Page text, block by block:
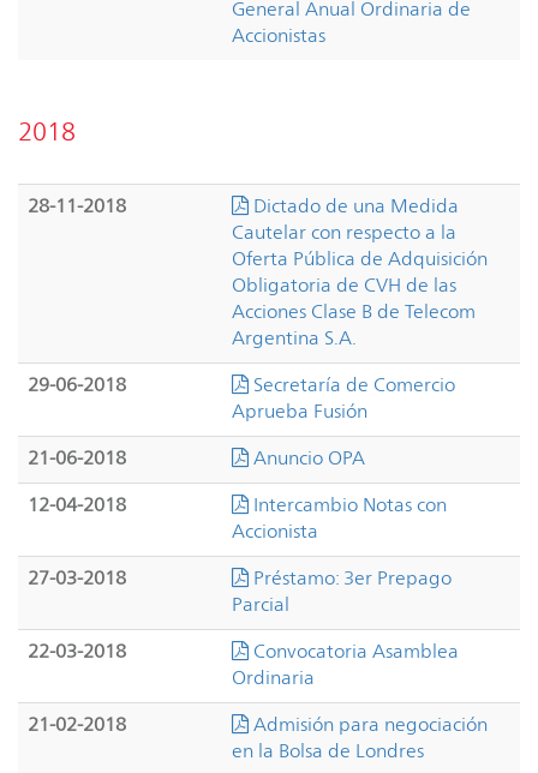
General Anual Ordinaria de
Accionistas
2018
28-11-2018
Dictado de una Medida
Cautelar con respecto a la
Oferta Pública de Adquisición
Obligatoria de CVH de las
Acciones Clase B de Telecom
Argentina S.A.
29-06-2018
Secretaría de Comercio
Aprueba Fusión
21-06-2018 Anuncio OPA
12-04-2018
Intercambio Notas con
Accionista
27-03-2018
Préstamo: 3er Prepago
Parcial
22-03-2018
Convocatoria Asamblea
Ordinaria
21-02-2018
Admisión para negociación
en la Bolsa de Londres